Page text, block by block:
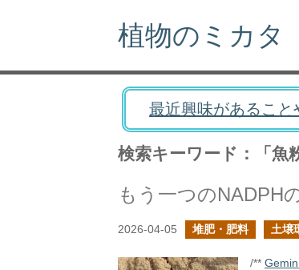
植物のミカタ
最近興味があるこ
検索キーワード：「魚
もう一つのNADPH
2026-04-05 堆肥・肥料 土壌
/**